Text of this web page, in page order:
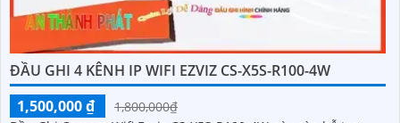
ĐẦU GHI 4 KÊNH IP WIFI EZVIZ CS-X5S-R100-4W
1,500,000 ₫
1,800,000₫